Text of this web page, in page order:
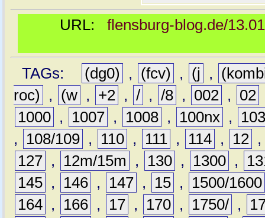
URL: flensburg-blog.de/
TAGs: (dg0) , (fcv) , (j ,
roc)
, (w , +2 , / , /8 , 002 , 02
1000 , 1007 , 1008 , 100nx ,
,
108/109 , 110 , 111 , 114 , 12
127 , 12m/15m , 130 , 1300 ,
145 , 146 , 147 , 15 ,
1500/1600
164 , 166 , 17 , 170 , 1750/ ,